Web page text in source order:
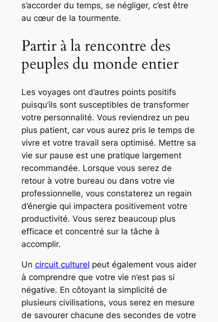
s’accorder du temps, se négliger, c’est être
au cœur de la tourmente.
Partir à la rencontre des
peuples du monde entier
Les voyages ont d’autres points positifs
puisqu’ils sont susceptibles de transformer
votre personnalité. Vous reviendrez un peu
plus patient, car vous aurez pris le temps de
vivre et votre travail sera optimisé. Mettre sa
vie sur pause est une pratique largement
recommandée. Lorsque vous serez de
retour à votre bureau ou dans votre vie
professionnelle, vous constaterez un regain
d’énergie qui impactera positivement votre
productivité. Vous serez beaucoup plus
efficace et concentré sur la tâche à
accomplir.
Un circuit culturel peut également vous aider
à comprendre que votre vie n’est pas si
négative. En côtoyant la simplicité de
plusieurs civilisations, vous serez en mesure
de savourer chacune des secondes de votre